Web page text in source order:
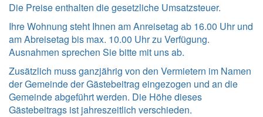
Die Preise enthalten die gesetzliche Umsatzsteuer.
Ihre Wohnung steht Ihnen am Anreisetag ab 16.00 Uhr und
am Abreisetag bis max. 10.00 Uhr zu Verfügung.
Ausnahmen sprechen Sie bitte mit uns ab.
Zusätzlich muss ganzjährig von den Vermietern im Namen
der Gemeinde der Gästebeitrag eingezogen und an die
Gemeinde abgeführt werden. Die Höhe dieses
Gästebeitrags ist jahreszeitlich verschieden.